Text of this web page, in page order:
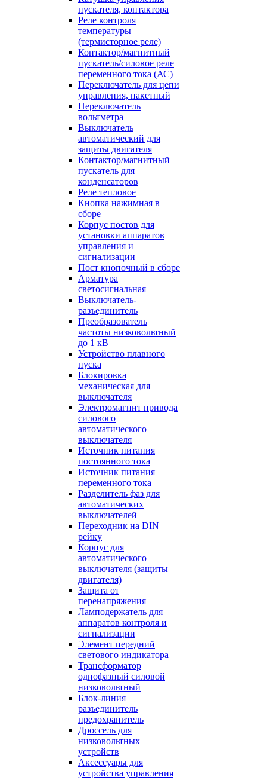
пускателя, контактора
Реле контроля
температуры
(термисторное реле)
Контактор/магнитный
пускатель/силовое реле
переменного тока (АС)
Переключатель для цепи
управления, пакетный
Переключатель
вольтметра
Выключатель
автоматический для
защиты двигателя
Контактор/магнитный
пускатель для
конденсаторов
Реле тепловое
Кнопка нажимная в
сборе
Корпус постов для
установки аппаратов
управления и
сигнализации
Пост кнопочный в сборе
Арматура
светосигнальная
Выключатель-
разъединитель
Преобразователь
частоты низковольтный
до 1 кВ
Устройство плавного
пуска
Блокировка
механическая для
выключателя
Электромагнит привода
силового
автоматического
выключателя
Источник питания
постоянного тока
Источник питания
переменного тока
Разделитель фаз для
автоматических
выключателей
Переходник на DIN
рейку
Корпус для
автоматического
выключателя (защиты
двигателя)
Защита от
перенапряжения
Ламподержатель для
аппаратов контроля и
сигнализации
Элемент передний
светового индикатора
Трансформатор
однофазный силовой
низковольтный
Блок-линия
разъединитель
предохранитель
Дроссель для
низковольтных
устройств
Аксессуары для
устройства управления